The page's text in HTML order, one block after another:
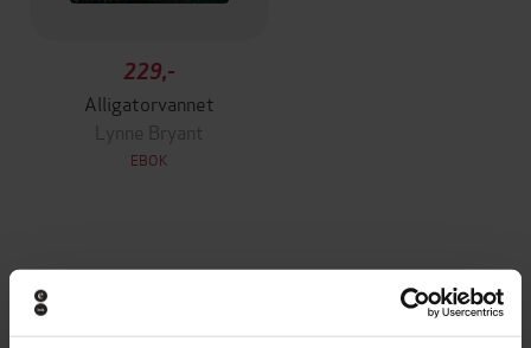
229,-
Alligatorvannet
Lynne Bryant
EBOK
Andre har også kjøpt